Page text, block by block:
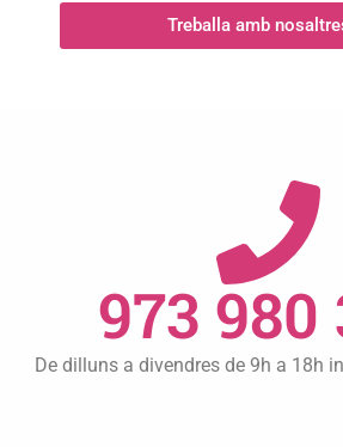
Treballa amb
973 980
De dilluns a divendres de 9h a 18h